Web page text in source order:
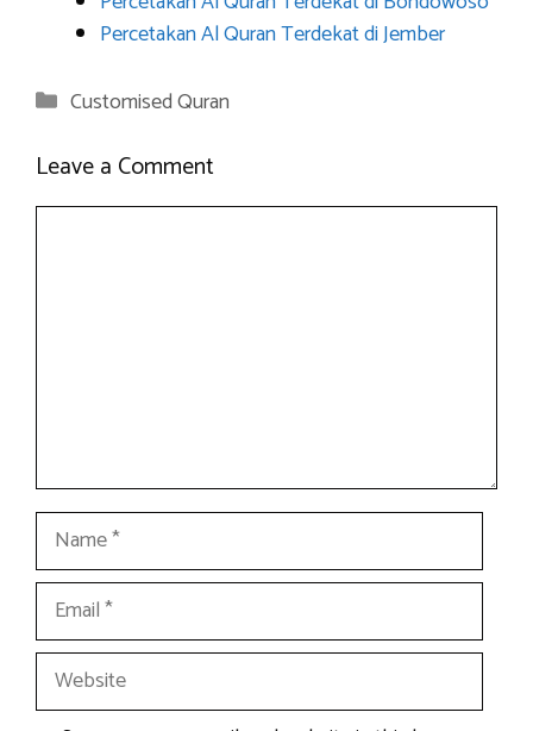
Percetakan Al Quran Terdekat di Jember
Categories
Customised Quran
Leave a Comment
Name
Email
Website